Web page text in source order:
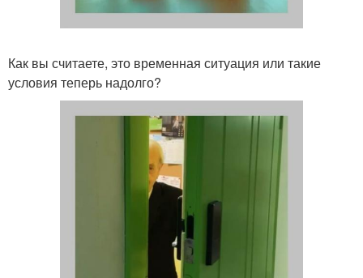
Как вы считаете, это временная ситуация или такие
условия теперь надолго?